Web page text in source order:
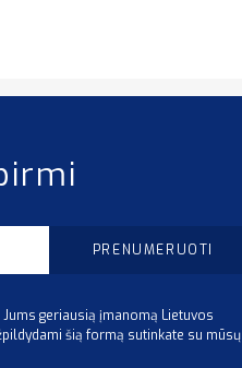
geriausią įmanomą Lietuvos
šią formą sutinkate su mūsų